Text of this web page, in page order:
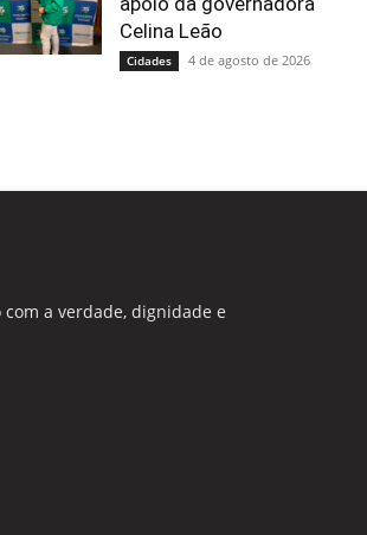
Celina Leão
Cidades 4 de agosto de 2026
a verdade, dignidade e